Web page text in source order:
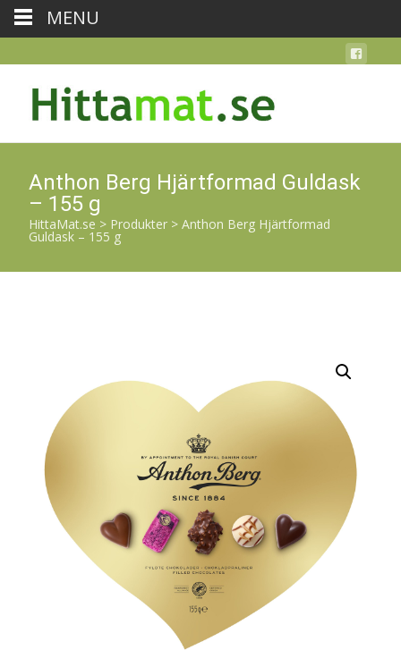
Anthon Berg Hjärtformad Guldask
– 155 g
HittaMat.se > Produkter > Anthon Berg Hjärtformad
Guldask – 155 g
MENU